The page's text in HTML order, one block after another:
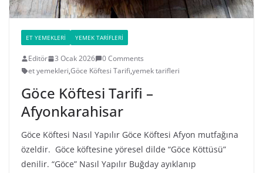
ET YEMEKLERI YEMEK TARIFLERI
Editör 3 Ocak 2026
0 Comments
et yemekleri,Göce Köftesi Tarifi,yemek tarifleri
Göce Köftesi Tarifi –
Afyonkarahisar
Göce Köftesi Nasıl Yapılır Göce Köftesi Afyon mutfağına
özeldir. Göce köftesine yöresel dilde “Göce Köttüsü”
denilir. “Göce” Nasıl Yapılır Buğday ayıklanıp